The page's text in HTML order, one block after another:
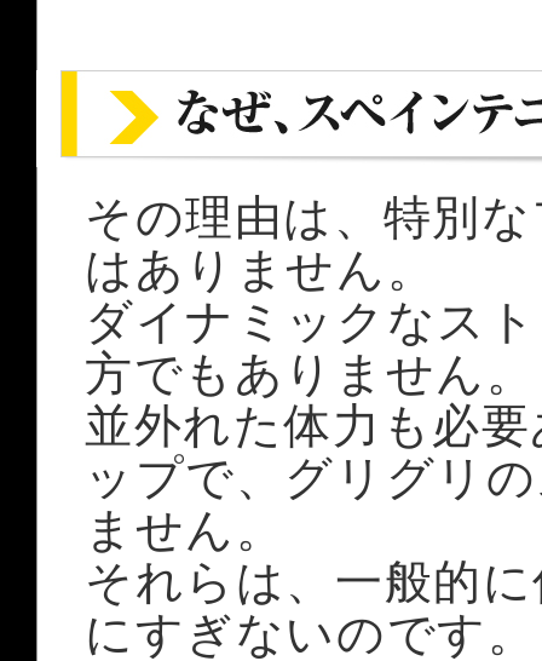
その理由は、特別
はありません。
ダイナミックなス
方でもありません。
並外れた体力も必
ップで、グリグリ
ません。
それらは、一般的
にすぎないのです。